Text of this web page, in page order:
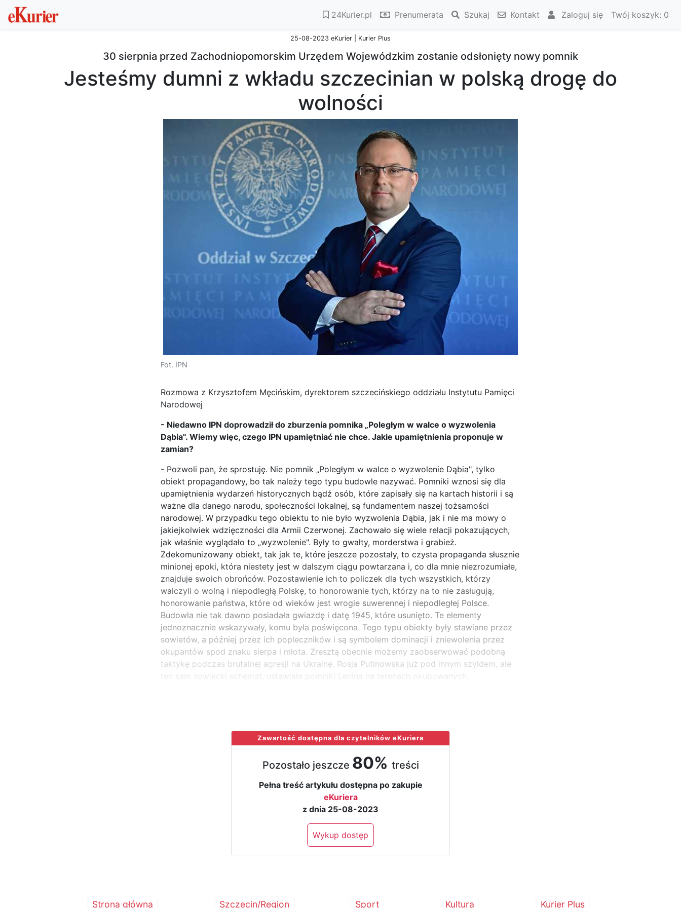
24Kurier.pl Prenumerata Szukaj Kontakt Zaloguj się Twój koszyk: 0
25-08-2023 eKurier | Kurier Plus
30 sierpnia przed Zachodniopomorskim Urzędem Wojewódzkim zostanie odsłonięty nowy pomnik
Jesteśmy dumni z wkładu szczecinian w polską drogę do
wolności
Fot. IPN
Rozmowa z Krzysztofem Męcińskim, dyrektorem szczecińskiego oddziału Instytutu Pamięci
Narodowej
- Niedawno IPN doprowadził do zburzenia pomnika „Poległym w walce o wyzwolenia
Dąbia". Wiemy więc, czego IPN upamiętniać nie chce. Jakie upamiętnienia proponuje w
zamian?
- Pozwoli pan, że sprostuję. Nie pomnik „Poległym w walce o wyzwolenie Dąbia", tylko
obiekt propagandowy, bo tak należy tego typu budowle nazywać. Pomniki wznosi się dla
upamiętnienia wydarzeń historycznych bądź osób, które zapisały się na kartach historii i są
ważne dla danego narodu, społeczności lokalnej, są fundamentem naszej tożsamości
narodowej. W przypadku tego obiektu to nie było wyzwolenia Dąbia, jak i nie ma mowy o
jakiejkolwiek wdzięczności dla Armii Czerwonej. Zachowało się wiele relacji pokazujących,
jak właśnie wyglądało to „wyzwolenie". Były to gwałty, morderstwa i grabież.
Zdekomunizowany obiekt, tak jak te, które jeszcze pozostały, to czysta propaganda słusznie
minionej epoki, która niestety jest w dalszym ciągu powtarzana i, co dla mnie niezrozumiałe,
znajduje swoich obrońców. Pozostawienie ich to policzek dla tych wszystkich, którzy
walczyli o wolną i niepodległą Polskę, to honorowanie tych, którzy na to nie zasługują,
honorowanie państwa, które od wieków jest wrogie suwerennej i niepodległej Polsce.
Budowla nie tak dawno posiadała gwiazdę i datę 1945, które usunięto. Te elementy
jednoznacznie wskazywały, komu była poświęcona. Tego typu obiekty były stawiane przez
sowietów, a później przez ich popleczników i są symbolem dominacji i zniewolenia przez
okupantów spod znaku sierpa i młota. Zresztą obecnie możemy zaobserwować podobną
taktykę podczas brutalnej agresji na Ukrainę. Rosja Putinowska już pod innym szyldem, ale
ten sam sowiecki schemat, ustawiała pomniki Lenina na terenach okupowanych.
Zawartość dostępna dla czytelników eKuriera
Pozostało jeszcze 80% treści
Pełna treść artykułu dostępna po zakupie
eKuriera
z dnia 25-08-2023
Wykup dostęp
Strona główna Szczecin/Region Sport Kultura Kurier Plus